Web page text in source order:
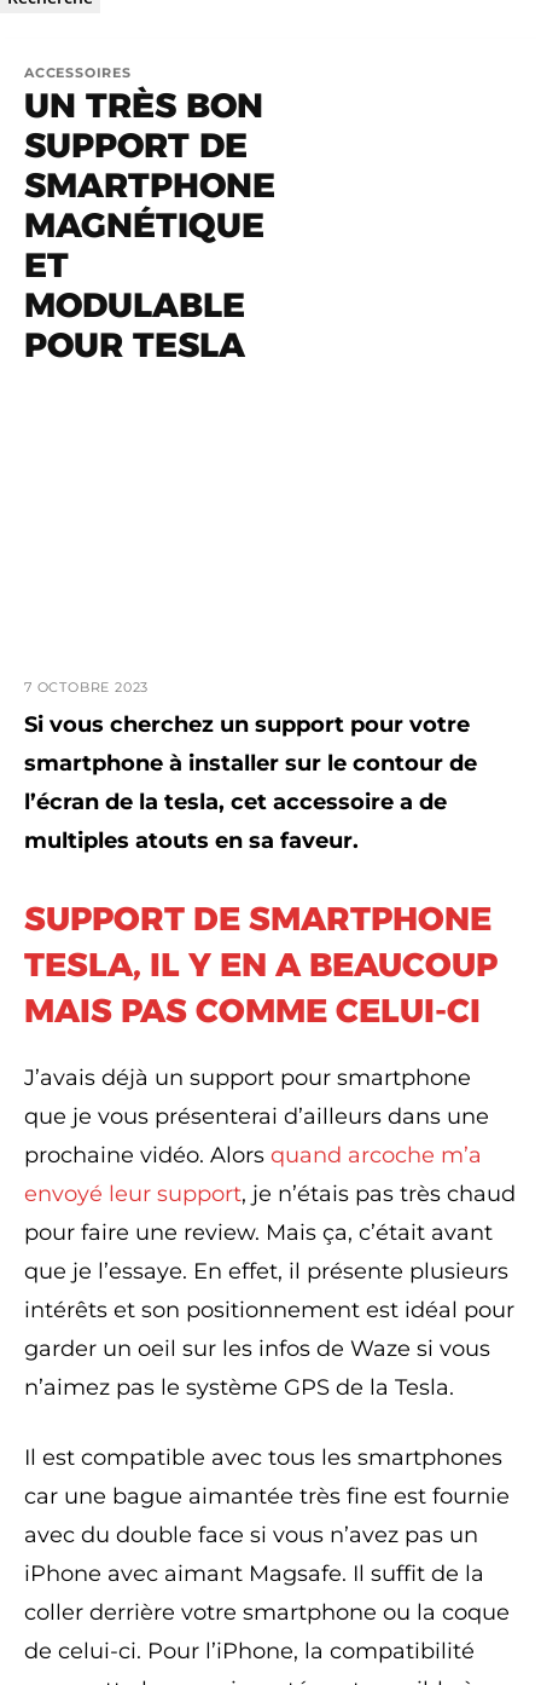
ACCESSOIRES
UN TRÈS BON
SUPPORT DE
SMARTPHONE
MAGNÉTIQUE
ET
MODULABLE
POUR TESLA
7 OCTOBRE 2023
Si vous cherchez un support pour votre
smartphone à installer sur le contour de
l’écran de la tesla, cet accessoire a de
multiples atouts en sa faveur.
SUPPORT DE SMARTPHONE
TESLA, IL Y EN A BEAUCOUP
MAIS PAS COMME CELUI-CI
J’avais déjà un support pour smartphone
que je vous présenterai d’ailleurs dans une
prochaine vidéo. Alors quand arcoche m’a
envoyé leur support, je n’étais pas très chaud
pour faire une review. Mais ça, c’était avant
que je l’essaye. En effet, il présente plusieurs
intérêts et son positionnement est idéal pour
garder un oeil sur les infos de Waze si vous
n’aimez pas le système GPS de la Tesla.
Il est compatible avec tous les smartphones
car une bague aimantée très fine est fournie
avec du double face si vous n’avez pas un
iPhone avec aimant Magsafe. Il suffit de la
coller derrière votre smartphone ou la coque
de celui-ci. Pour l’iPhone, la compatibilité